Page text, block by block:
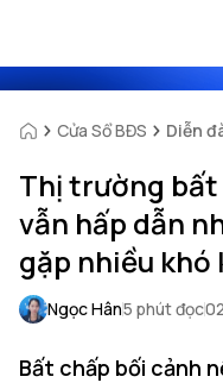
Cửa Sổ BĐS Diễn
Thị trường bất
vẫn hấp dẫn
gặp nhiều khó
Ngọc Hân5 phút đọc
Bất chấp bối cảnh